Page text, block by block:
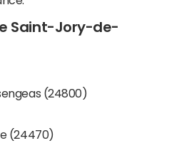
Saint-Jory-de-
(24800)
(24470)